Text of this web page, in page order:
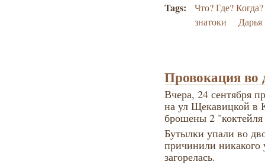
Tags:
Что? Где? Когда?
знатоки
Дарья
Провокация во
Вчера, 24 сентября
на ул Щекавицкой в
брошены 2
Бутылки упали во
причинили
загорелась.